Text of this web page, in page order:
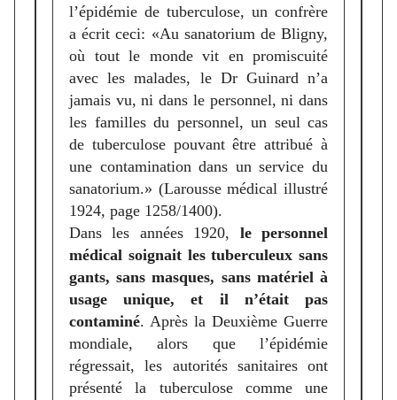
l’épidémie de tuberculose, un confrère
a écrit ceci: «Au sanatorium de Bligny,
où tout le monde vit en promiscuité
avec les malades, le Dr Guinard n’a
jamais vu, ni dans le personnel, ni dans
les familles du personnel, un seul cas
de tuberculose pouvant être attribué à
une contamination dans un service du
sanatorium.» (Larousse médical illustré
1924, page 1258/1400).
Dans les années 1920, le personnel
médical soignait les tuberculeux sans
gants, sans masques, sans matériel à
usage unique, et il n’était pas
contaminé. Après la Deuxième Guerre
mondiale, alors que l’épidémie
régressait, les autorités sanitaires ont
présenté la tuberculose comme une